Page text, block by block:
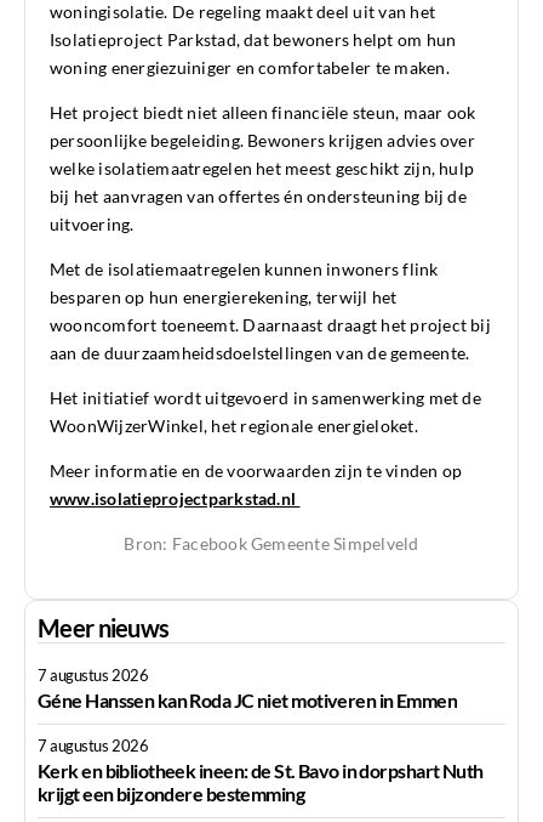
woningisolatie. De regeling maakt deel uit van het
Isolatieproject Parkstad, dat bewoners helpt om hun
woning energiezuiniger en comfortabeler te maken.
Het project biedt niet alleen financiële steun, maar ook
persoonlijke begeleiding. Bewoners krijgen advies over
welke isolatiemaatregelen het meest geschikt zijn, hulp
bij het aanvragen van offertes én ondersteuning bij de
uitvoering.
Met de isolatiemaatregelen kunnen inwoners flink
besparen op hun energierekening, terwijl het
wooncomfort toeneemt. Daarnaast draagt het project bij
aan de duurzaamheidsdoelstellingen van de gemeente.
Het initiatief wordt uitgevoerd in samenwerking met de
WoonWijzerWinkel, het regionale energieloket.
Meer informatie en de voorwaarden zijn te vinden op
www.isolatieprojectparkstad.nl
Bron: Facebook Gemeente Simpelveld
Meer nieuws
7 augustus 2026
Géne Hanssen kan Roda JC niet motiveren in Emmen
7 augustus 2026
Kerk en bibliotheek ineen: de St. Bavo in dorpshart Nuth
krijgt een bijzondere bestemming